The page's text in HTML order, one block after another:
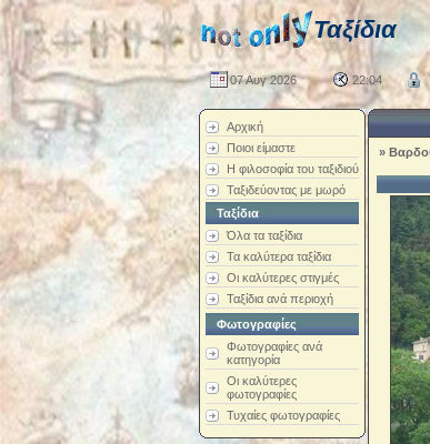
Ταξίδια
07 Αυγ 2026 22:04
Αρχική
Ποιοι είμαστε
Η φιλοσοφία του ταξιδιού
Ταξιδεύοντας με μωρό
Ταξίδια
Όλα τα ταξίδια
Τα καλύτερα ταξίδια
Οι καλύτερες στιγμές
Ταξίδια ανά περιοχή
Φωτογραφίες
Φωτογραφίες ανά
κατηγορία
Οι καλύτερες
φωτογραφίες
Τυχαίες φωτογραφίες
»